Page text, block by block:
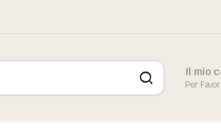
Il mio
Per